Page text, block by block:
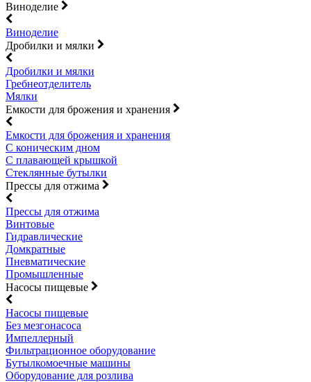
Виноделие
Виноделие
Дробилки и мялки
Дробилки и мялки
Гребнеотделитель
Мялки
Емкости для брожения и хранения
Емкости для брожения и хранения
С коническим дном
С плавающей крышкой
Стеклянные бутылки
Прессы для отжима
Прессы для отжима
Винтовые
Гидравлические
Домкратные
Пневматические
Промышленные
Насосы пищевые
Насосы пищевые
Без мезгонасоса
Импеллерный
Фильтрационное оборудование
Бутылкомоечные машины
Оборудование для розлива